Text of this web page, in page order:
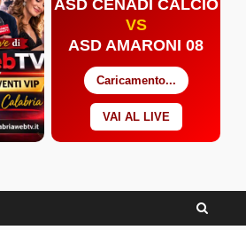
ASD CENADI CALCIO
VS
ASD AMARONI 08
Caricamento...
VAI AL LIVE